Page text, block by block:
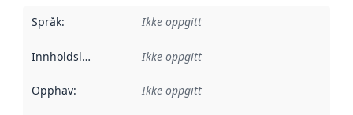
Språk: Ikke oppgitt
Innholdsleverandører :
Ikke oppgitt
Opphav: Ikke oppgitt